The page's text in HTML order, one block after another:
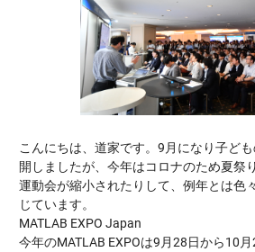
こんにちは、道家です。9月になり子ど
開しましたが、今年はコロナのため夏祭
運動会が縮小されたりして、例年とは色
じています。
MATLAB EXPO Japan
今年のMATLAB EXPOは9月28日から10